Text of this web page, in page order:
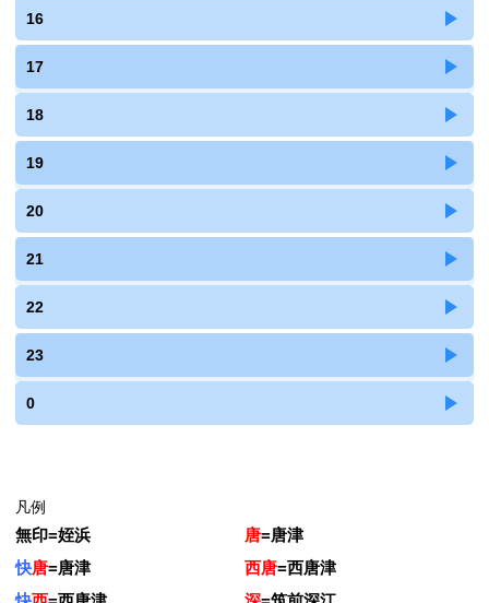
16
17
18
19
20
21
22
23
0
凡例
無印=姪浜 唐=唐津
快唐=唐津 西唐=西唐津